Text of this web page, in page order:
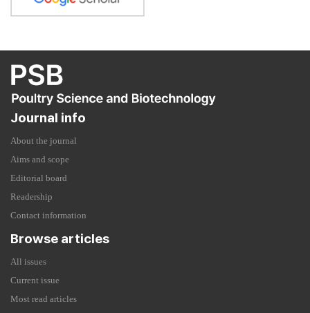
Journal info
About the journal
Aims and scope
Editorial board
Readership
Contact information
Browse articles
All issues
Current issue
Most read articles